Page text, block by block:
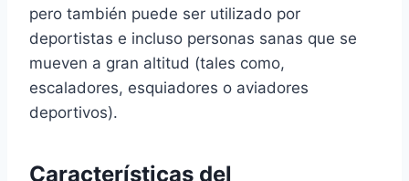
pero también puede ser utilizado por
deportistas e incluso personas sanas que se
mueven a gran altitud (tales como,
escaladores, esquiadores o aviadores
deportivos).
Características del